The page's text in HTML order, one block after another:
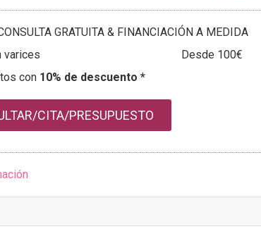
GRATUITA & FINANCIACIÓN A MEDIDA
varices
Desde 100€
con 10% de descuento *
CITA/PRESUPUESTO